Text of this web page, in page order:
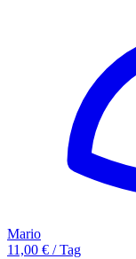
Mario
11,00 € / Tag